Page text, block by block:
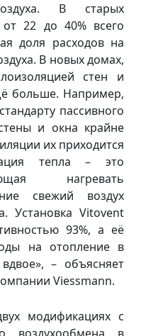
В старых
22 до 40% всего
доля расходов на
В новых домах,
стен и
больше. Например,
пассивного
и окна крайне
их приходится
тепла – это
нагревать
свежий воздух
Установка Vitovent
93%, а её
на отопление в
– объясняет
Viessmann.
модификациях с